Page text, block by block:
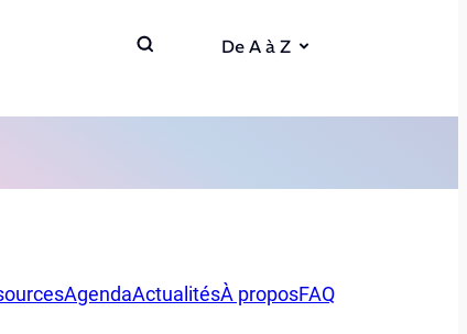
De A à Z
AgendaActualitésÀ proposFAQ